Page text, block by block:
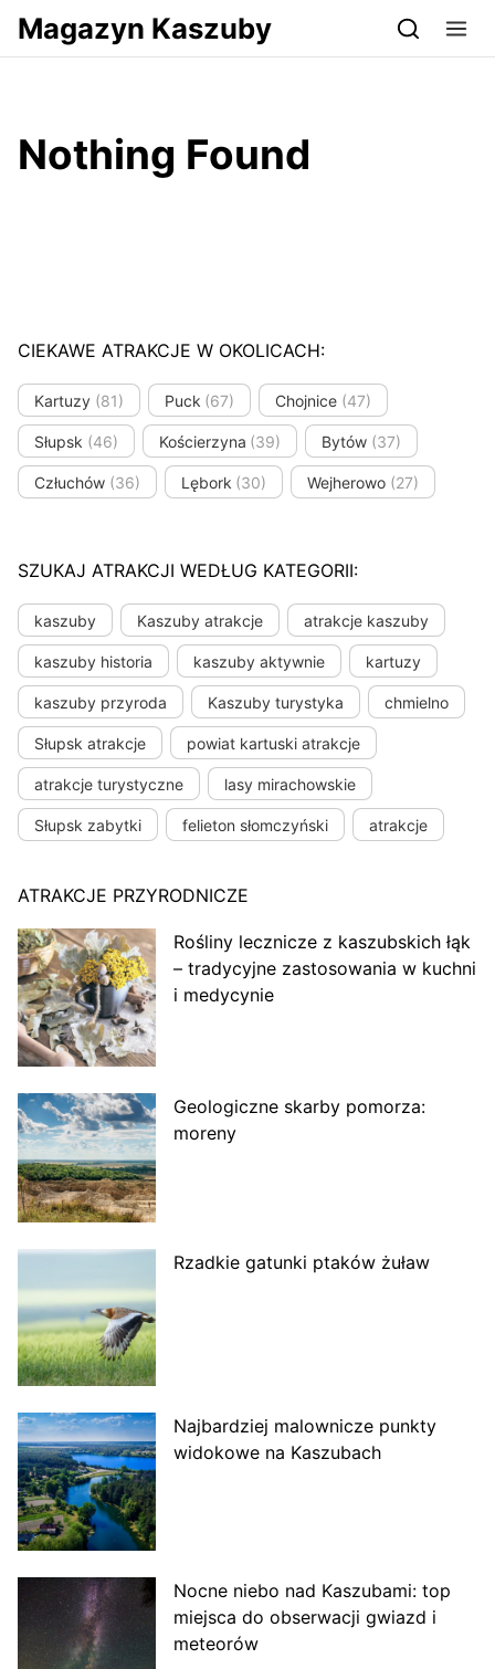
Przejdź do serwisu magazynkaszuby.pl
Magazyn Kaszuby
Nothing Found
CIEKAWE ATRAKCJE W OKOLICACH:
Kartuzy (81) Puck (67) Chojnice (47)
Słupsk (46) Kościerzyna (39) Bytów (37)
Człuchów (36) Lębork (30) Wejherowo (27)
SZUKAJ ATRAKCJI WEDŁUG KATEGORII:
kaszuby Kaszuby atrakcje atrakcje kaszuby
kaszuby historia kaszuby aktywnie kartuzy
kaszuby przyroda Kaszuby turystyka chmielno
Słupsk atrakcje powiat kartuski atrakcje
atrakcje turystyczne lasy mirachowskie
Słupsk zabytki felieton słomczyński atrakcje
ATRAKCJE PRZYRODNICZE
Rośliny lecznicze z kaszubskich łąk
– tradycyjne zastosowania w kuchni
i medycynie
Geologiczne skarby pomorza:
moreny
Rzadkie gatunki ptaków żuław
Najbardziej malownicze punkty
widokowe na Kaszubach
Nocne niebo nad Kaszubami: top
miejsca do obserwacji gwiazd i
meteorów